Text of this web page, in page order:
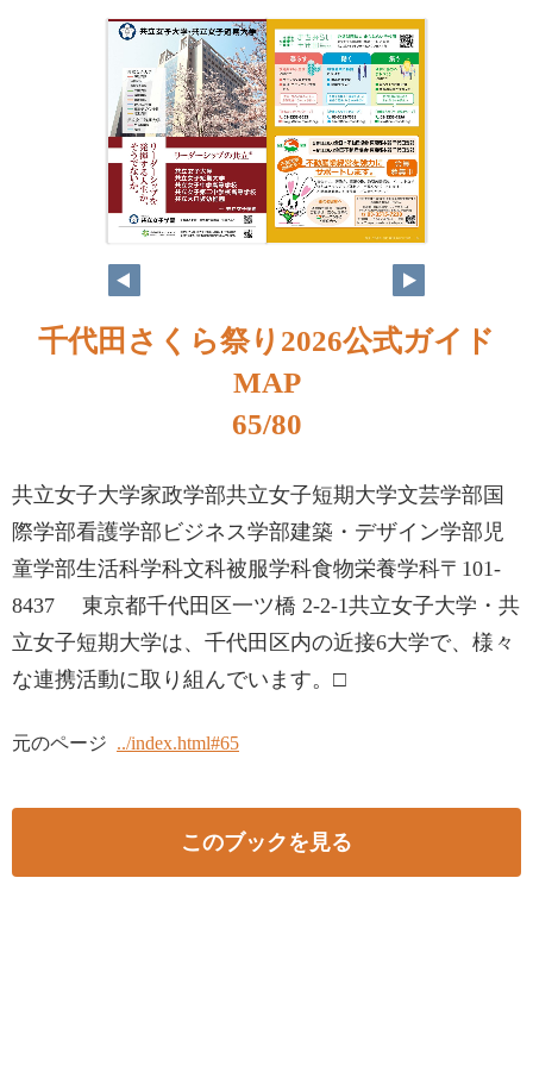
千代田さくら祭り2026公式ガイド
MAP
65/80
共立女子大学家政学部共立女子短期大学文芸学部国
際学部看護学部ビジネス学部建築・デザイン学部児
童学部生活科学科文科被服学科食物栄養学科〒101-
8437 東京都千代田区一ツ橋 2-2-1共立女子大学・共
立女子短期大学は、千代田区内の近接6大学で、様々
な連携活動に取り組んでいます。□
元のページ ../index.html#65
このブックを見る